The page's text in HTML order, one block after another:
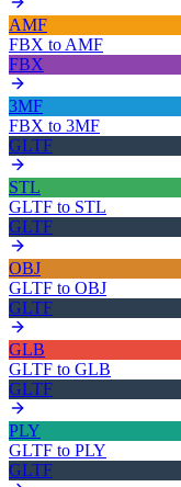
AMF
FBX to AMF
FBX
3MF
FBX to 3MF
GLTF
STL
GLTF to STL
GLTF
OBJ
GLTF to OBJ
GLTF
GLB
GLTF to GLB
GLTF
PLY
GLTF to PLY
GLTF